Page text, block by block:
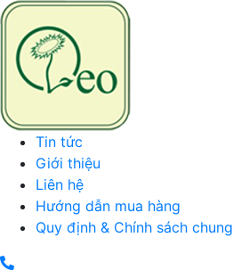
Tin tức
Giới thiệu
Liên hệ
Hướng dẫn mua hàng
Quy định & Chính sách chung